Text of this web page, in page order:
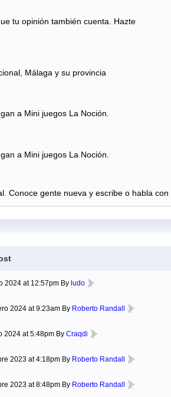
tu opinión también cuenta. Hazte
Málaga y su provincia
a Mini juegos La Noción.
a Mini juegos La Noción.
Conoce gente nueva y escribe o habla
2024 at 12:57pm By ludo
2024 at 9:23am By Roberto Randall
2024 at 5:48pm By Craqdi
2023 at 4:18pm By Roberto Randall
2023 at 8:48pm By Roberto Randall